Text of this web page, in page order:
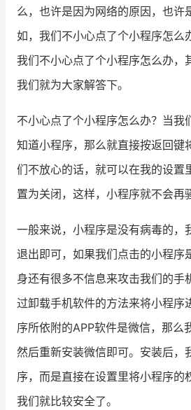
品牌消费观 行业报告
培训课程
私域课程 新零售
增长俱乐部
合作共进
入驻有赞 认证代
有赞云 数据通
么，也许是因为网络的原因，也许
如，我们不小心点了个小程序怎么
我们不小心点了个小程序怎么办，
我们就为大家解答下。
不小心点了个小程序怎么办？当我
知道小程序，那么就直接按返回键
们不放心的话，就可以在我的设置
置为关闭，这样，小程序就不会再
一般来说，小程序是没有病毒的，
退出即可，如果我们点击的小程序
身还有很多不信息来攻击我们的手
过卸载手机软件的方法来将小程序
序所依附的APP软件是微信，那么
然后重新安装微信即可。安装后，
序，而是直接在设置里将小程序的
我们就比较安全了。